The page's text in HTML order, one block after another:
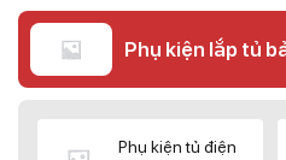
Phụ kiện lắp tủ
Phụ kiện tủ điện